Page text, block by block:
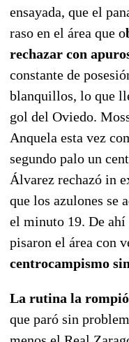
ensayada, que el
raso en el área que o
rechazar con
constante de
blanquillos, lo que
gol del Oviedo.
Anquela esta vez
segundo palo un
Álvarez rechazó in
que los azulones se
el minuto 19. De
pisaron el área con
centrocampismo
La rutina la
que paró sin